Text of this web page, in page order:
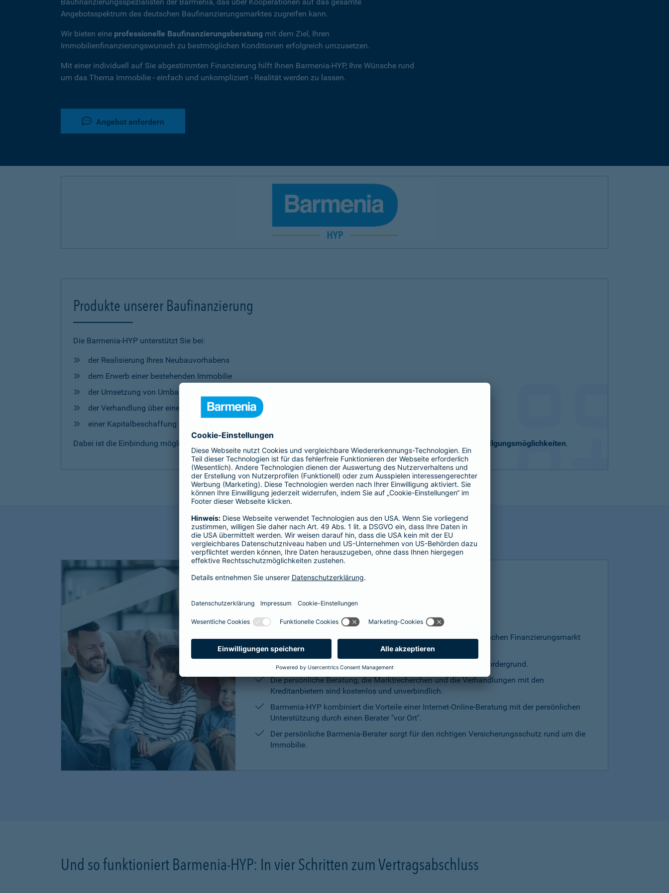
Angebotsspektrum des deutschen Baufinanzierungsmarktes zugreifen kann.
Wir bieten eine professionelle Baufinanzierungsberatung mit dem Ziel, Ihren
Immobilienfinanzierungswunsch zu bestmöglichen Konditionen erfolgreich umzusetzen.
Mit einer individuell auf Sie abgestimmten Finanzierung hilft Ihnen Barmenia-HYP, Ihre Wünsche rund
um das Thema Immobilie - einfach und unkompliziert - Realität werden zu lassen.
Angebot anfordern
Produkte unserer Baufinanzierung
Die Barmenia-HYP unterstützt Sie bei:
der Realisierung Ihres Neubauvorhabens
dem Erwerb einer bestehenden Immobilie
der Umsetzung von Umbau- und Modernisierungsmaßnahmen
der Verhandlung über eine Anschlussfinanzierung bei Ihrer Bank
einer Kapitalbeschaffung zur freien Verwendung
Dabei ist die Einbindung möglicher genauso selbstverständlich wie die Vereinbarung individueller Sondertilgungsmöglichkeiten.
Vorteile der Barmenia-HYP
Barmenia-HYP ist ungebunden.
Barmenia-HYP kann durch den Zugriff auf den gesamten deutschen Finanzierungsmarkt
flexibel auf Ihre Wünsche reagieren.
Die Machbarkeit der Finanzierung zum besten Preis steht im Vordergrund.
Die persönliche Beratung, die Marktrecherchen und die Verhandlungen mit den
Kreditanbietern sind kostenlos und unverbindlich.
Barmenia-HYP kombiniert die Vorteile einer Internet-Online-Beratung mit der persönlichen
Unterstützung durch einen Berater "vor Ort".
Der persönliche Barmenia-Berater sorgt für den richtigen Versicherungsschutz rund um die
Immobilie.
Und so funktioniert Barmenia-HYP: In vier Schritten zum Vertragsabschluss